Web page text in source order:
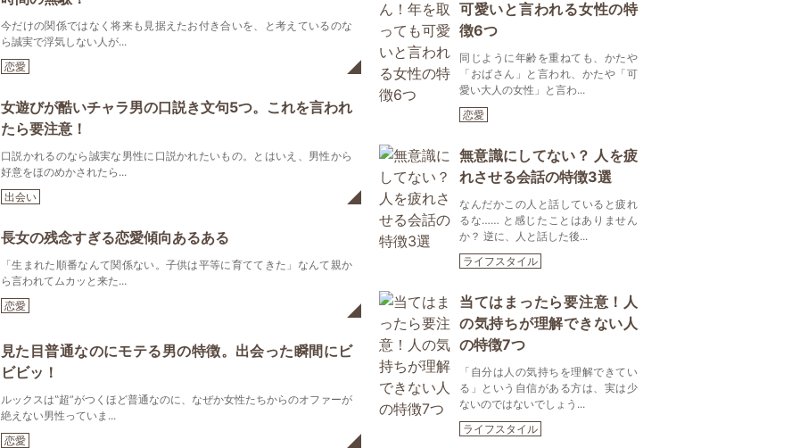
今だけの関係ではなく将来も見据えたお付き合いを、と考えているのな
ら誠実で浮気しない人が...
恋愛
女遊びが酷いチャラ男の口説き文句5つ。これを言われ
たら要注意！
口説かれるのなら誠実な男性に口説かれたいもの。とはいえ、男性から
好意をほのめかされたら...
出会い
長女の残念すぎる恋愛傾向あるある
「生まれた順番なんて関係ない。子供は平等に育ててきた」なんて親か
ら言われてムカッと来た...
恋愛
見た目普通なのにモテる男の特徴。出会った瞬間にビ
ビビッ！
ルックスは‟超”がつくほど普通なのに、なぜか女性たちからのオファーが
絶えない男性っていま...
恋愛
可愛いと言われる女性の特
徴6つ
同じように年齢を重ねても、かたや
「おばさん」と言われ、かたや「可
愛い大人の女性」と言わ...
恋愛
無意識にしてない？ 人を疲
れさせる会話の特徴3選
なんだかこの人と話していると疲れ
るな…… と感じたことはありません
か？ 逆に、人と話した後...
ライフスタイル
当てはまったら要注意！人
の気持ちが理解できない人
の特徴7つ
「自分は人の気持ちを理解できてい
る」という自信がある方は、実は少
ないのではないでしょう...
ライフスタイル